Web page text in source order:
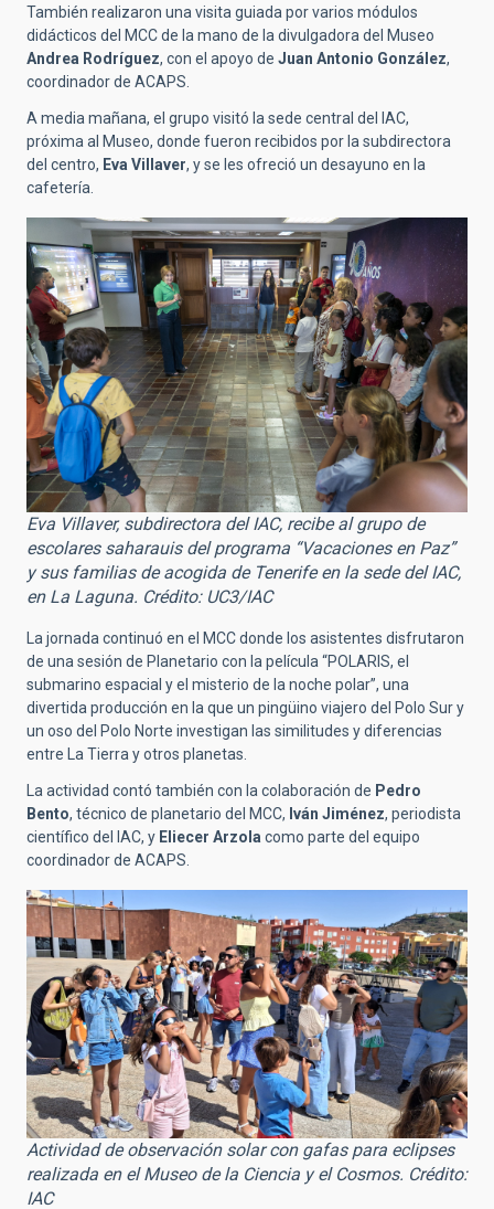
También realizaron una visita guiada por varios módulos
didácticos del MCC de la mano de la divulgadora del Museo
Andrea Rodríguez, con el apoyo de Juan Antonio González,
coordinador de ACAPS.
A media mañana, el grupo visitó la sede central del IAC,
próxima al Museo, donde fueron recibidos por la subdirectora
del centro, Eva Villaver, y se les ofreció un desayuno en la
cafetería.
Eva Villaver, subdirectora del IAC, recibe al grupo de
escolares saharauis del programa “Vacaciones en Paz”
y sus familias de acogida de Tenerife en la sede del IAC,
en La Laguna. Crédito: UC3/IAC
La jornada continuó en el MCC donde los asistentes disfrutaron
de una sesión de Planetario con la película “POLARIS, el
submarino espacial y el misterio de la noche polar”, una
divertida producción en la que un pingüino viajero del Polo Sur y
un oso del Polo Norte investigan las similitudes y diferencias
entre La Tierra y otros planetas.
La actividad contó también con la colaboración de Pedro
Bento, técnico de planetario del MCC, Iván Jiménez, periodista
científico del IAC, y Eliecer Arzolacomo parte del equipo
coordinador de ACAPS.
Actividad de observación solar con gafas para eclipses
realizada en el Museo de la Ciencia y el Cosmos. Crédito:
IAC